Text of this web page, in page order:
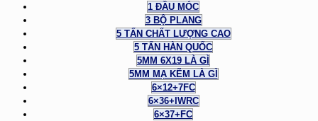
1 ĐẦU MÓC
3 BỘ PLANG
5 TẤN CHẤT LƯỢNG CAO
5 TẤN HÀN QUỐC
5MM 6X19 LÀ GÌ
5MM MẠ KẼM LÀ GÌ
6×12+7FC
6×36+IWRC
6×37+FC